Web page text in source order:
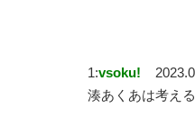
1:vsoku!
湊あくあは考え